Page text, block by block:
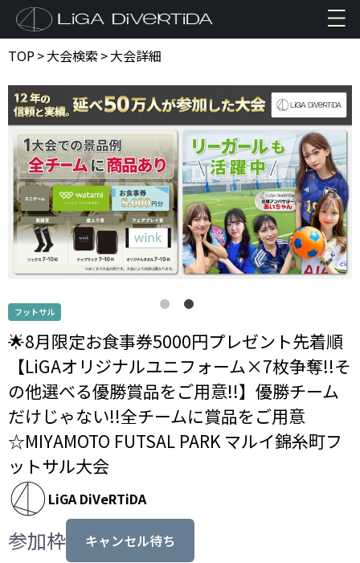
TOP>大会検索 >大会詳細
フットサル
🌟8月限定お食事券5000円プレゼント先着順
【LiGAオリジナルユニフォーム×7枚争奪!!そ
の他選べる優勝賞品をご用意!!】優勝チーム
だけじゃない!!全チームに賞品をご用意
☆MIYAMOTO FUTSAL PARK マルイ錦糸町フ
ットサル大会
LiGA DiVeRTiDA
参加枠 キャンセル待ち